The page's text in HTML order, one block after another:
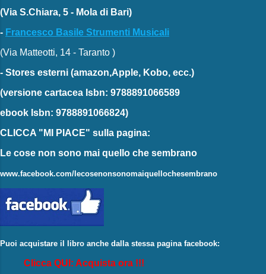
(Via S.Chiara, 5 - Mola di Bari)
- Francesco Basile Strumenti Musicali
(Via Matteotti, 14 - Taranto )
- Stores esterni (amazon,Apple, Kobo, ecc.)
(versione cartacea Isbn: 9788891066589
ebook Isbn: 9788891066824)
CLICCA "MI PIACE" sulla pagina:
Le cose non sono mai quello che sembrano
www.facebook.com/lecosenonsonomaiquellochesembrano
Puoi acquistare il libro anche dalla stessa pagina facebook:
Clicca QUI: Acquista ora !!!